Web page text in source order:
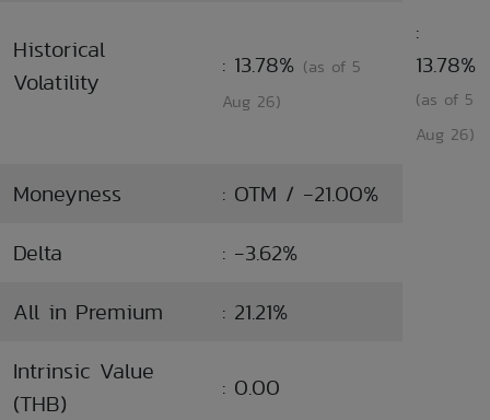
Historical
Volatility
: 13.78% (as of 5
Aug 26)
:
13.78%
(as of 5
Aug 26)
Moneyness
: OTM / -21.00%
Delta
: -3.62%
All in Premium
: 21.21%
Intrinsic Value
(THB)
: 0.00